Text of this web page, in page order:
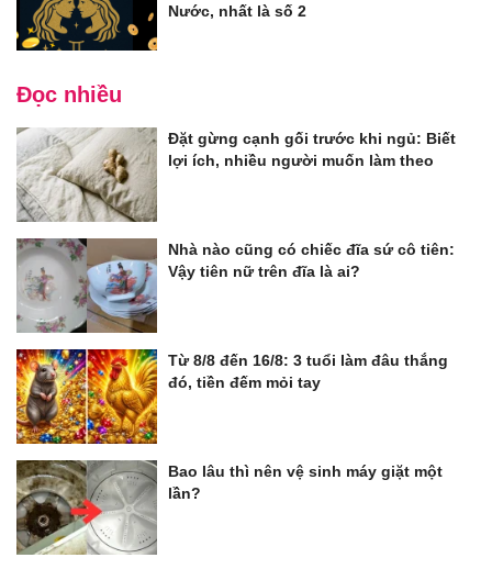
Nước, nhất là số 2
Đọc nhiều
Đặt gừng cạnh gối trước khi ngủ: Biết
lợi ích, nhiều người muốn làm theo
Nhà nào cũng có chiếc đĩa sứ cô tiên:
Vậy tiên nữ trên đĩa là ai?
Từ 8/8 đến 16/8: 3 tuổi làm đâu thắng
đó, tiền đếm mỏi tay
Bao lâu thì nên vệ sinh máy giặt một
lần?